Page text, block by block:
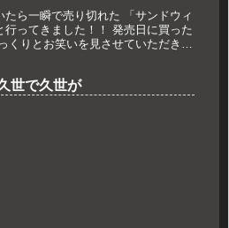
ら一瞬で売り切れた 「サンドウィ
行ってきました！！ 発売日に買った
くりとお笑いを見させていただきま
世で久世が